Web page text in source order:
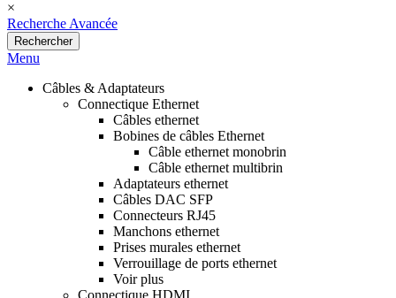
×
Recherche Avancée
Rechercher
Menu
Câbles & Adaptateurs
Connectique Ethernet
Câbles ethernet
Bobines de câbles Ethernet
Câble ethernet monobrin
Câble ethernet multibrin
Adaptateurs ethernet
Câbles DAC SFP
Connecteurs RJ45
Manchons ethernet
Prises murales ethernet
Verrouillage de ports ethernet
Voir plus
Connectique HDMI